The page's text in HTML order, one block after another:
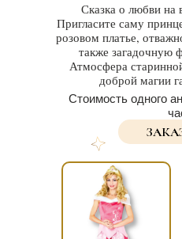
Стоимость одного
Сказка о любви на
Пригласите саму
розовом платье,
также загадочную
Атмосфера
доброй магии